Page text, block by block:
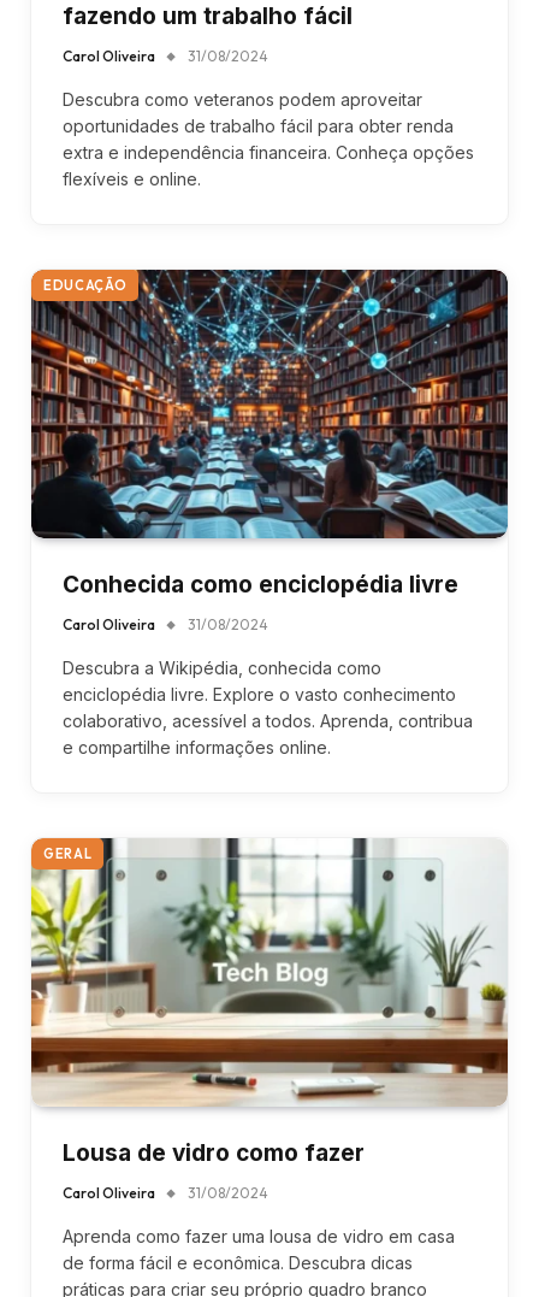
fazendo um trabalho fácil
Carol Oliveira 31/08/2024
Descubra como veteranos podem aproveitar
oportunidades de trabalho fácil para obter renda
extra e independência financeira. Conheça opções
flexíveis e online.
EDUCAÇÃO
Conhecida como enciclopédia livre
Carol Oliveira 31/08/2024
Descubra a Wikipédia, conhecida como
enciclopédia livre. Explore o vasto conhecimento
colaborativo, acessível a todos. Aprenda, contribua
e compartilhe informações online.
GERAL
Lousa de vidro como fazer
Carol Oliveira 31/08/2024
Aprenda como fazer uma lousa de vidro em casa
de forma fácil e econômica. Descubra dicas
práticas para criar seu próprio quadro branco